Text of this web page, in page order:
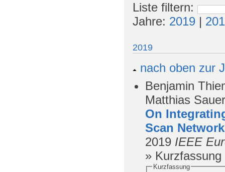
Liste filtern:
Jahre: 2019 |
2019
nach oben zur
Benjamin
Matthias Sauer
On
Scan
2019 IEEE
» Kurzfassung
Kurzfassung